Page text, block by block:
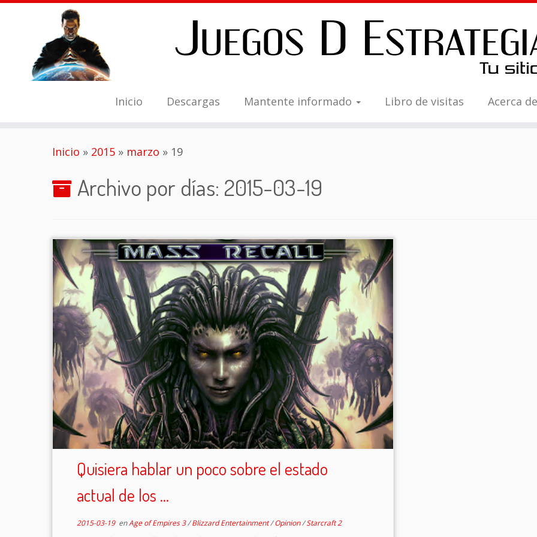
Inicio Descargas Mantente informado Libro de visitas Acerca
Inicio » 2015 » marzo » 19
Archivo por días: 2015-03-19
Quisiera hablar un poco sobre el estado
actual de los ...
2015-03-19enAge of Empires 3/Blizzard Entertainment/Opinion/Starcraft 2